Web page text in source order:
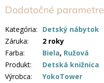
Dodatočné parametre
Kategória:
Detský nábytok
Záruka:
2 roky
Farba: Biela, Ružová
Produkt:
Detská knižnica
Výrobca: YokoTower